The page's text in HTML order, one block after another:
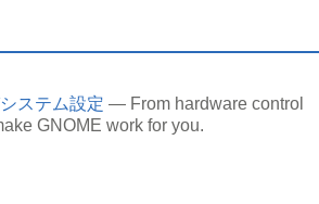
ステム設定 — From hardware control
GNOME work for you.